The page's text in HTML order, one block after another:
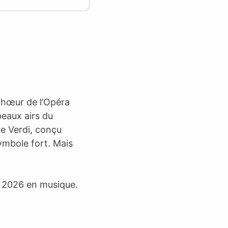
de l’Opéra
airs du
Verdi, conçu
fort. Mais
en musique.